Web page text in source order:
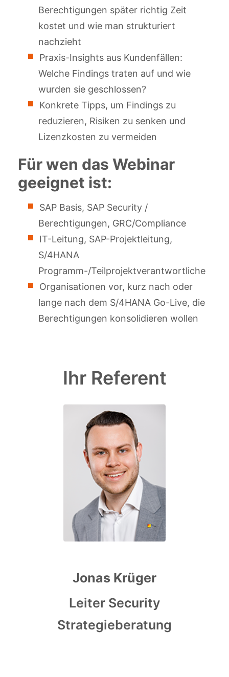
Berechtigungen später richtig Zeit
kostet und wie man strukturiert
nachzieht
Praxis-Insights aus Kundenfällen:
Welche Findings traten auf und wie
wurden sie geschlossen?
Konkrete Tipps, um Findings zu
reduzieren, Risiken zu senken und
Lizenzkosten zu vermeiden
Für wen das Webinar
geeignet ist:
SAP Basis, SAP Security /
Berechtigungen, GRC/Compliance
IT-Leitung, SAP-Projektleitung,
S/4HANA
Programm-/Teilprojektverantwortliche
Organisationen vor, kurz nach oder
lange nach dem S/4HANA Go-Live, die
Berechtigungen konsolidieren wollen
Ihr Referent
Jonas Krüger
Leiter Security
Strategieberatung